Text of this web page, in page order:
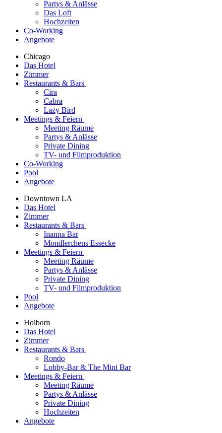
Partys & Anlässe
Das Loft
Hochzeiten
Co-Working
Angebote
Chicago
Das Hotel
Zimmer
Restaurants & Bars
Cira
Cabra
Lazy Bird
Meetings & Feiern
Meeting Räume
Partys & Anlässe
Private Dining
TV- und Filmproduktion
Co-Working
Pool
Angebote
Downtown LA
Das Hotel
Zimmer
Restaurants & Bars
Inanna Bar
Mondlerchens Essecke
Meetings & Feiern
Meeting Räume
Partys & Anlässe
Private Dining
TV- und Filmproduktion
Pool
Angebote
Holborn
Das Hotel
Zimmer
Restaurants & Bars
Rondo
Lobby-Bar & The Mini Bar
Meetings & Feiern
Meeting Räume
Partys & Anlässe
Private Dining
Hochzeiten
Angebote